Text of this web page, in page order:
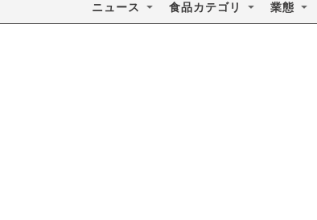
ニュース 食品カテゴリ 業態